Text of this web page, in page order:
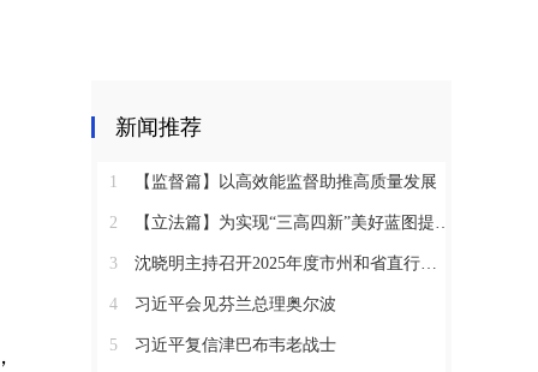
新闻推荐
1 【监督篇】以高效能监督助推高质量发展
2 【立法篇】为实现“三高四新”美好蓝图提供坚实法治保障
3 沈晓明主持召开2025年度市州和省直行业系统党（工）委书记抓基层党建工作述职评议会议
4 习近平会见芬兰总理奥尔波
5 习近平复信津巴布韦老战士